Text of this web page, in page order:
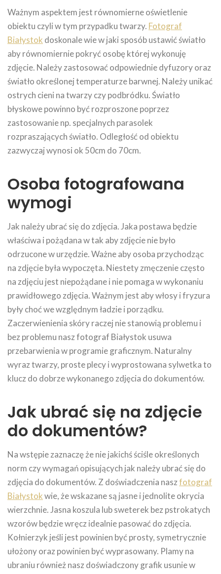
Ważnym aspektem jest równomierne oświetlenie
obiektu czyli w tym przypadku twarzy. Fotograf
Białystok doskonale wie w jaki sposób ustawić światło
aby równomiernie pokryć osobę której wykonuję
zdjęcie. Należy zastosować odpowiednie dyfuzory oraz
światło określonej temperaturze barwnej. Należy unikać
ostrych cieni na twarzy czy podbródku. Światło
błyskowe powinno być rozproszone poprzez
zastosowanie np. specjalnych parasolek
rozpraszających światło. Odległość od obiektu
zazwyczaj wynosi ok 50cm do 70cm.
Osoba fotografowana
wymogi
Jak należy ubrać się do zdjęcia. Jaka postawa będzie
właściwa i pożądana w tak aby zdjęcie nie było
odrzucone w urzędzie. Ważne aby osoba przychodząc
na zdjęcie była wypoczęta. Niestety zmęczenie często
na zdjęciu jest niepożądane i nie pomaga w wykonaniu
prawidłowego zdjęcia. Ważnym jest aby włosy i fryzura
były choć we względnym ładzie i porządku.
Zaczerwienienia skóry raczej nie stanowią problemu i
bez problemu nasz fotograf Białystok usuwa
przebarwienia w programie graficznym. Naturalny
wyraz twarzy, proste plecy i wyprostowana sylwetka to
klucz do dobrze wykonanego zdjęcia do dokumentów.
Jak ubrać się na zdjęcie
do dokumentów?
Na wstępie zaznaczę że nie jakichś ściśle określonych
norm czy wymagań opisujących jak należy ubrać się do
zdjęcia do dokumentów. Z doświadczenia naszfotograf
Białystokwie, że wskazane są jasne i jednolite okrycia
wierzchnie. Jasna koszula lub sweterek bez pstrokatych
wzorów będzie wręcz idealnie pasować do zdjęcia.
Kołnierzyk jeśli jest powinien być prosty, symetrycznie
ułożony oraz powinien być wyprasowany. Plamy na
ubraniu również nasz doświadczony grafik usunie w